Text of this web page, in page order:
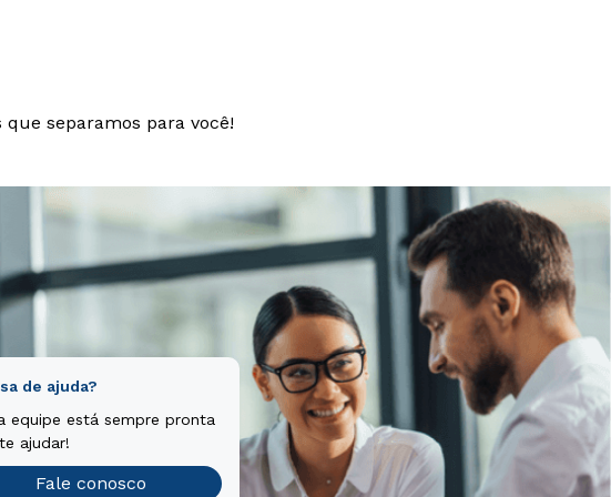
separamos para você!
de ajuda?
equipe está sempre pronta
ajudar!
Fale conosco